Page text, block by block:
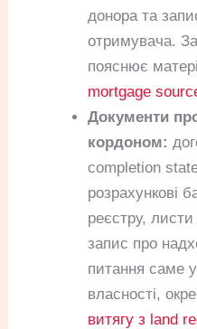
донора та
отримувача.
пояснює
mortgage
Документи
кордоном:
completion
розрахункові
реєстру,
запис про
питання саме
власності,
витягу з land